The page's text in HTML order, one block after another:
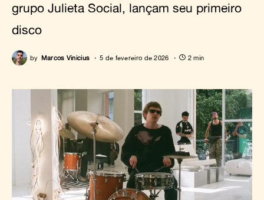
grupo Julieta Social, lançam seu primeiro
disco
by Marcos Vinicius 5 de fevereiro de 2026 2 min